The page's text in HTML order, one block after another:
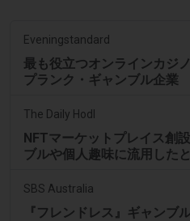
Eveningstandard
最も役立つオンラインカジ
プランク・ギャンブル企業
The Daily Hodl
NFTマーケットプレイス創
ブルや個人趣味に流用した
SBS Australia
『フレンドレス』ギャンブ